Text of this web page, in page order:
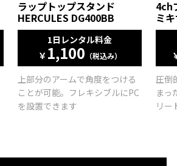
ラップトップスタンド
HERCULES DG400BB
1日レンタル料金
￥ 1,100 （税込み）
上部分のアームで角度をつける
ことが可能。フレキシブルにPC
を設置できます
4ch
ミ
圧倒
まっ
リー